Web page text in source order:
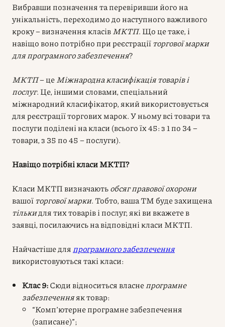
Вибравши позначення та перевіривши його на
унікальність, переходимо до наступного важливого
кроку – визначення класів МКТП. Що це таке, і
навіщо воно потрібно при реєстрації торгової марки
для програмного забезпечення?
МКТП– це Міжнародна класифікація товарів і
послуг. Це, іншими словами, спеціальний
міжнародний класифікатор, який використовується
для реєстрації торгових марок. У ньому всі товари та
послуги поділені на класи (всього їх 45: з 1 по 34 –
товари, з 35 по 45 – послуги).
Навіщо потрібні класи МКТП?
Класи МКТП визначаютьобсяг правової охорони
вашої торгової марки. Тобто, ваша ТМ буде захищена
тількидля тих товарів і послуг, які ви вкажете в
заявці, посилаючись на відповідні класи МКТП.
Найчастіше для програмного забезпечення
використовуються такі класи:
Клас 9:Сюди відноситься власне програмне
забезпеченняяк товар:
“Комп’ютерне програмне забезпечення
(записане)”;